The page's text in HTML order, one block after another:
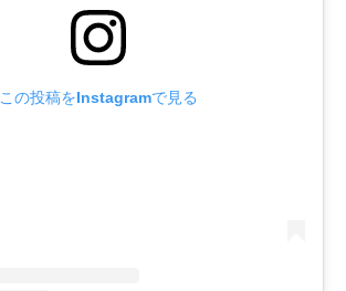
この投稿をInstagramで見る